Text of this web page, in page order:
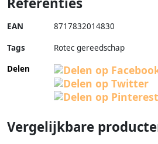
EAN 8717832014830
Tags
Rotec gereedschap
Delen
Vergelijkbare